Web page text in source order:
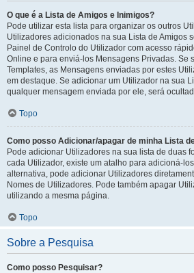
O que é a Lista de Amigos e Inimigos?
Pode utilizar esta lista para organizar os outros
Utilizadores adicionados na sua Lista de Amigos
Painel de Controlo do Utilizador com acesso
Online e para enviá-los Mensagens Privadas. Se
Templates, as Mensagens enviadas por estes
em destaque. Se adicionar um Utilizador na sua
qualquer mensagem enviada por ele, será
Topo
Como posso Adicionar/apagar de minha Lista
Pode adicionar Utilizadores na sua lista de duas
cada Utilizador, existe um atalho para adicioná-
alternativa, pode adicionar Utilizadores
Nomes de Utilizadores. Pode também apagar
utilizando a mesma página.
Topo
Sobre a Pesquisa
Como posso Pesquisar?